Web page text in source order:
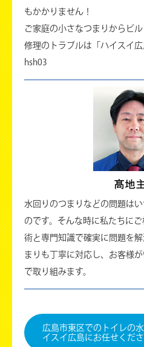
もかかりません！
ご家庭の小さなつまりからビ
修理のトラブルは「ハイスイ
hsh03
水回りのつまりなどの問題は
のです。そんな時に私たちに
術と専門知識で確実に問題を
まりも丁寧に対応し、お客様
で取り組みます。
広島市東区でのトイレの
イスイ広島にお任せくださ